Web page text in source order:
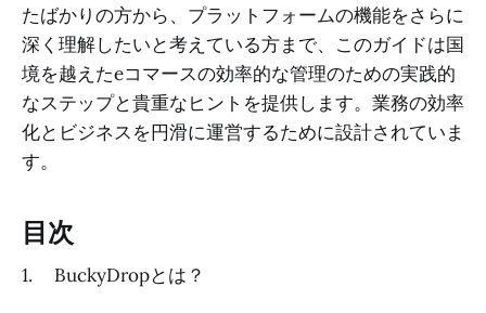
たばかりの方から、プラットフォームの機能をさらに
深く理解したいと考えている方まで、このガイドは国
境を越えたeコマースの効率的な管理のための実践的
なステップと貴重なヒントを提供します。業務の効率
化とビジネスを円滑に運営するために設計されていま
す。
目次
1. BuckyDropとは？